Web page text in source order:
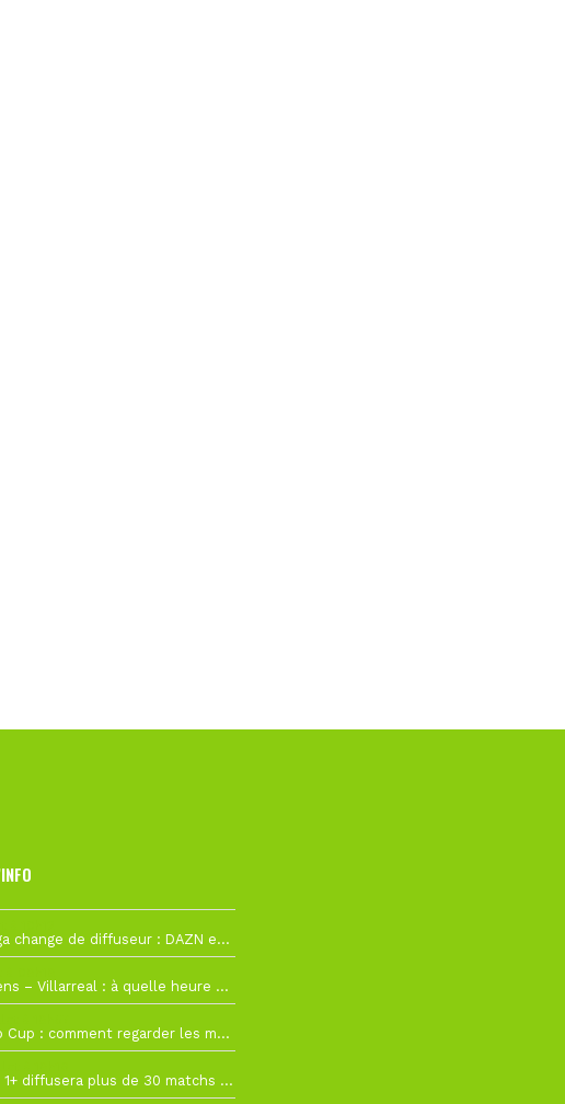
La Liga change de diffuseur : DAZN et Disney+ remplacent beIN Sports !
RC Lens – Villarreal : à quelle heure et sur quelle chaîne voir la finale de la Como Cup ?
Como Cup : comment regarder les matchs du RC Lens en direct ?
Ligue 1+ diffusera plus de 30 matchs amicaux avant la reprise de la Ligue 1